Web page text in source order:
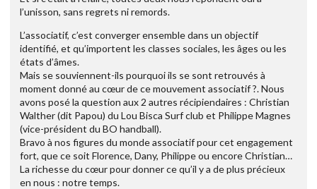
l’unisson, sans regrets ni remords.
L’associatif, c’est converger ensemble dans un objectif
identifié, et qu’importent les classes sociales, les âges ou les
états d’âmes.
Mais se souviennent-ils pourquoi ils se sont retrouvés à
moment donné au cœur de ce mouvement associatif ?. Nous
avons posé la question aux 2 autres récipiendaires : Christian
Walther (dit Papou) du Lou Bisca Surf club et Philippe Magnes
(vice-président du BO handball).
Bravo à nos figures du monde associatif pour cet engagement
fort, que ce soit Florence, Dany, Philippe ou encore Christian…
La richesse du cœur pour donner ce qu’il y a de plus précieux
en nous : notre temps.